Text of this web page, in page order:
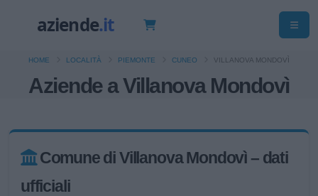
Aziende a Villanova Mondovì
HOME LOCALITÀ PIEMONTE CUNEO VILLANOVA MONDOVÌ
Comune di Villanova Mondovì – dati
ufficiali